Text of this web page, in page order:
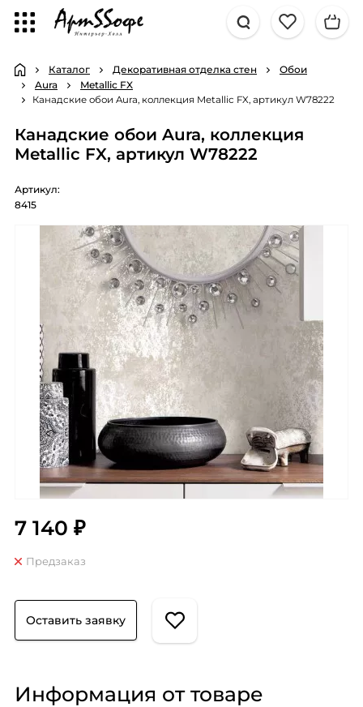
Каталог Декоративная отделка стен
Обои
Aura
Metallic FX
Канадские обои Aura, коллекция Metallic FX, артикул W78222
Канадские обои Aura, коллекция
Metallic FX, артикул W78222
Артикул:
8415
7 140 ₽
Предзаказ
Оставить заявку
Информация от товаре